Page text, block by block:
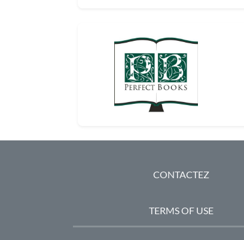
PIED DE PAGECONTACTEZ
TERMS OF USE